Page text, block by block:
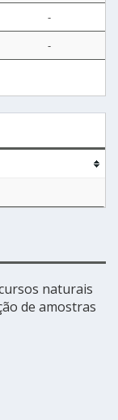
-
-
naturais
de amostras